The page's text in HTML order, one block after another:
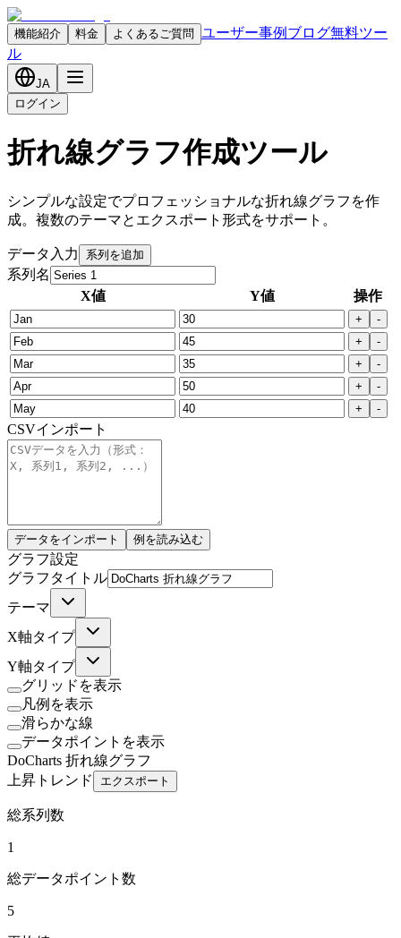
機能紹介 料金 よくあるご質問 ユーザー事例 ブログ無料ツー
ル
JA
ログイン
折れ線グラフ作成ツール
シンプルな設定でプロフェッショナルな折れ線グラフを作
成。複数のテーマとエクスポート形式をサポート。
データ入力 系列を追加
系列名
X値
Y値 操作
+
-
+
-
+
-
+
-
+
-
CSVインポート
データをインポート 例を読み込む
グラフ設定
グラフタイトル
テーマ
X軸タイプ
Y軸タイプ
グリッドを表示
凡例を表示
滑らかな線
データポイントを表示
DoCharts 折れ線グラフ
上昇トレンド
エクスポート
総系列数
1
総データポイント数
5